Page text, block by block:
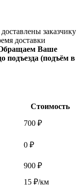
заказчику
доставки
Ваше
подъезда (подъём в
Стоимость
700 ₽
0 ₽
900 ₽
15 ₽/км